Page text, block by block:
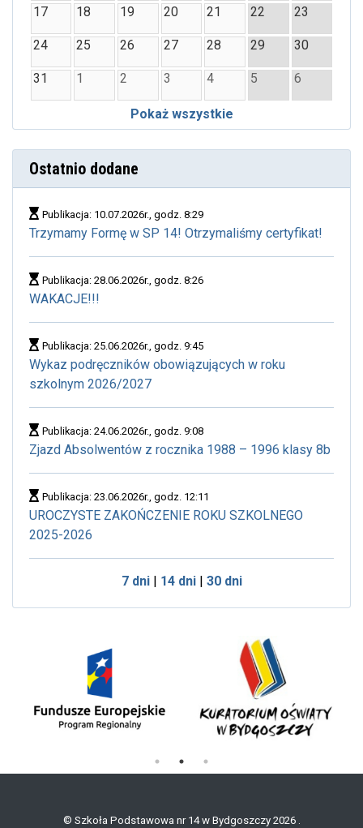
17 18 19 20 21 22 23
24 25 26 27 28 29 30
31 1 2 3 4 5 6
Pokaż wszystkie
Ostatnio dodane
Publikacja: 10.07.2026r., godz. 8:29
Trzymamy Formę w SP 14! Otrzymaliśmy certyfikat!
Publikacja: 28.06.2026r., godz. 8:26
WAKACJE!!!
Publikacja: 25.06.2026r., godz. 9:45
Wykaz podręczników obowiązujących w roku
szkolnym 2026/2027
Publikacja: 24.06.2026r., godz. 9:08
Zjazd Absolwentów z rocznika 1988 – 1996 klasy 8b
Publikacja: 23.06.2026r., godz. 12:11
UROCZYSTE ZAKOŃCZENIE ROKU SZKOLNEGO
2025-2026
7 dni| 14 dni| 30 dni
© Szkoła Podstawowa nr 14 w Bydgoszczy 2026 .